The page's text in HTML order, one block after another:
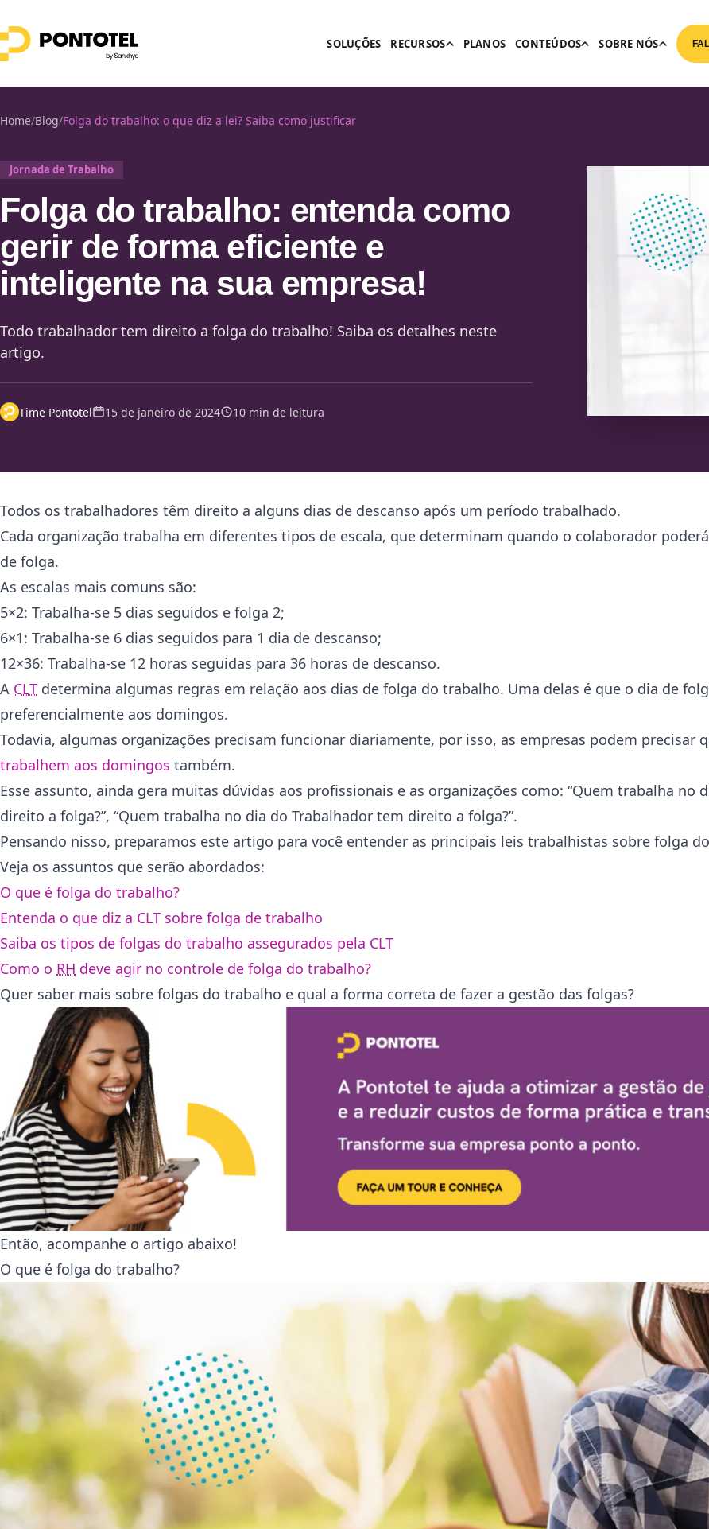
SOLUÇÕES RECURSOS PLANOS CONTEÚDOS SOBRE NÓS
Home/Blog/Folga do trabalho: o que diz a lei? Saiba como justificar
Jornada de Trabalho
Folga do trabalho: entenda como
gerir de forma eficiente e
inteligente na sua empresa!
Todo trabalhador tem direito a folga do trabalho! Saiba os detalhes neste
artigo.
Time Pontotel 15 de janeiro de 2024 10 min de leitura
Todos os trabalhadores têm direito a alguns dias de descanso após um período trabalhado.
Cada organização trabalha em diferentes tipos de escala, que determinam quando o colaborador
de folga.
As escalas mais comuns são:
5×2: Trabalha-se 5 dias seguidos e folga 2;
6×1: Trabalha-se 6 dias seguidos para 1 dia de descanso;
12×36: Trabalha-se 12 horas seguidas para 36 horas de descanso.
A CLT determina algumas regras em relação aos dias de folga do trabalho. Uma delas é que o dia de
preferencialmente aos domingos.
Todavia, algumas organizações precisam funcionar diariamente, por isso, as empresas podem precisar
trabalhem aos domingos também.
Esse assunto, ainda gera muitas dúvidas aos profissionais e as organizações como: “Quem trabalha no
direito a folga?”, “Quem trabalha no dia do Trabalhador tem direito a folga?”.
Pensando nisso, preparamos este artigo para você entender as principais leis trabalhistas sobre folga
Veja os assuntos que serão abordados:
O que é folga do trabalho?
Entenda o que diz a CLT sobre folga de trabalho
Saiba os tipos de folgas do trabalho assegurados pela CLT
Como o RH deve agir no controle de folga do trabalho?
Quer saber mais sobre folgas do trabalho e qual a forma correta de fazer a gestão das folgas?
Então, acompanhe o artigo abaixo!
O que é folga do trabalho?